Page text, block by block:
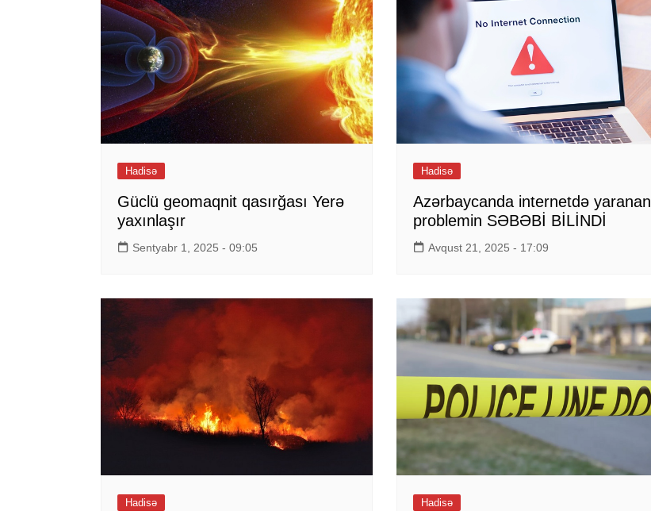
Hadisə
Güclü geomaqnit qasırğası Yerə
yaxınlaşır
Sentyabr 1, 2025 - 09:05
Hadisə
Azərbaycanda internetdə yaranan
problemin SƏBƏBİ BİLİNDİ
Avqust 21, 2025 - 17:09
Hadisə Hadisə